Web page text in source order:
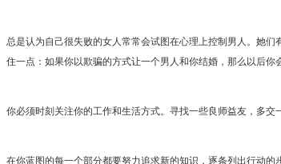
总是认为自己很失败的女人常常会试图在心理上控制男人。她
住一点：如果你以欺骗的方式让一个男人和你结婚，那么以后你
你必须时刻关注你的工作和生活方式。寻找一些良师益友，多交
在你蓝图的每一个部分都要努力追求新的知识，逐条列出行动